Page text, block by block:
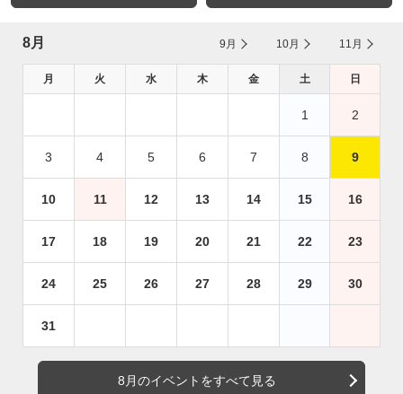
8月 9月 10月 11月
月 火 水 木 金 土 日
1 2
3 4 5 6 7 8 9
10 11 12 13 14 15 16
17 18 19 20 21 22 23
24 25 26 27 28 29 30
31
8月のイベントをすべて見る